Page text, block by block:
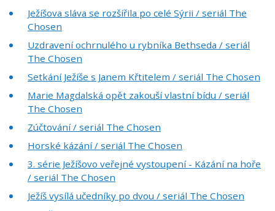
Ježíšova sláva se rozšířila po celé Sýrii / seriál The
Chosen
Uzdravení ochrnulého u rybníka Bethseda / seriál
The Chosen
Setkání Ježíše s Janem Křtitelem / seriál The Chosen
Marie Magdalská opět zakouší vlastní bídu / seriál
The Chosen
Zúčtování / seriál The Chosen
Horské kázání / seriál The Chosen
3. série Ježíšovo veřejné vystoupení - Kázání na hoře
/ seriál The Chosen
Ježíš vysílá učedníky po dvou / seriál The Chosen